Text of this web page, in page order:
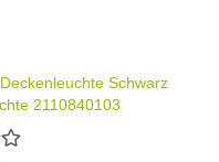
Schwarz
2110840103